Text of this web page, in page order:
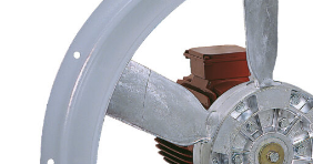
Lighting and Electrical
Equipment
Complete solutions in lighting and
material for each project and